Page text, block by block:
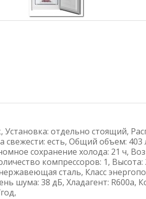
отдельно стоящий,
свежести: есть, Общий объем:
сохранение холода: 21 ч,
компрессоров: 1,
сталь, Класс
шума: 38 дБ, Хладагент: R600a,